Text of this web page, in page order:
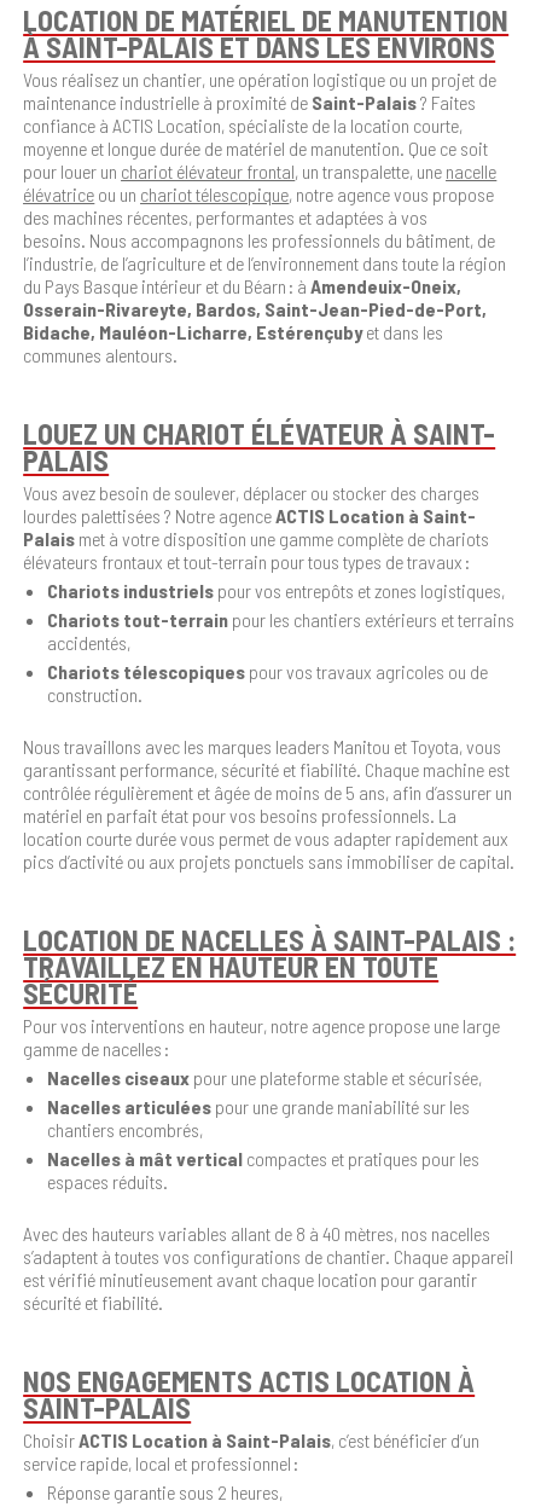
LOCATION DE MATÉRIEL DE MANUTENTION
À SAINT-PALAIS ET DANS LES ENVIRONS
Vous réalisez un chantier, une opération logistique ou un projet de
maintenance industrielle à proximité de Saint-Palais? Faites
confiance à ACTIS Location, spécialiste de la location courte,
moyenne et longue durée de matériel de manutention. Que ce soit
pour louer un chariot élévateur frontal, un transpalette, une nacelle
élévatrice ou un chariot télescopique, notre agence vous propose
des machines récentes, performantes et adaptées à vos
besoins. Nous accompagnons les professionnels du bâtiment, de
l’industrie, de l’agriculture et de l’environnement dans toute la région
du Pays Basque intérieur et du Béarn : à Amendeuix-Oneix,
Osserain-Rivareyte, Bardos, Saint-Jean-Pied-de-Port,
Bidache, Mauléon-Licharre, Estérençubyet dans les
communes alentours.
LOUEZ UN CHARIOT ÉLÉVATEUR À SAINT-
PALAIS
Vous avez besoin de soulever, déplacer ou stocker des charges
lourdes palettisées ? Notre agence ACTIS Location à Saint-
Palais met à votre disposition une gamme complète de chariots
élévateurs frontaux et tout-terrain pour tous types de travaux :
Chariots industriels pour vos entrepôts et zones logistiques,
Chariots tout-terrain pour les chantiers extérieurs et terrains
accidentés,
Chariots télescopiques pour vos travaux agricoles ou de
construction.
Nous travaillons avec les marques leaders Manitou et Toyota, vous
garantissant performance, sécurité et fiabilité. Chaque machine est
contrôlée régulièrement et âgée de moins de 5 ans, afin d’assurer un
matériel en parfait état pour vos besoins professionnels. La
location courte durée vous permet de vous adapter rapidement aux
pics d’activité ou aux projets ponctuels sans immobiliser de capital.
LOCATION DE NACELLES À SAINT-PALAIS :
TRAVAILLEZ EN HAUTEUR EN TOUTE
SÉCURITÉ
Pour vos interventions en hauteur, notre agence propose une large
gamme de nacelles :
Nacelles ciseaux pour une plateforme stable et sécurisée,
Nacelles articulées pour une grande maniabilité sur les
chantiers encombrés,
Nacelles à mât vertical compactes et pratiques pour les
espaces réduits.
Avec des hauteurs variables allant de 8 à 40 mètres, nos nacelles
s’adaptent à toutes vos configurations de chantier. Chaque appareil
est vérifié minutieusement avant chaque location pour garantir
sécurité et fiabilité.
NOS ENGAGEMENTS ACTIS LOCATION À
SAINT-PALAIS
Choisir ACTIS Location à Saint-Palais, c’est bénéficier d’un
service rapide, local et professionnel :
Réponse garantie sous 2 heures,